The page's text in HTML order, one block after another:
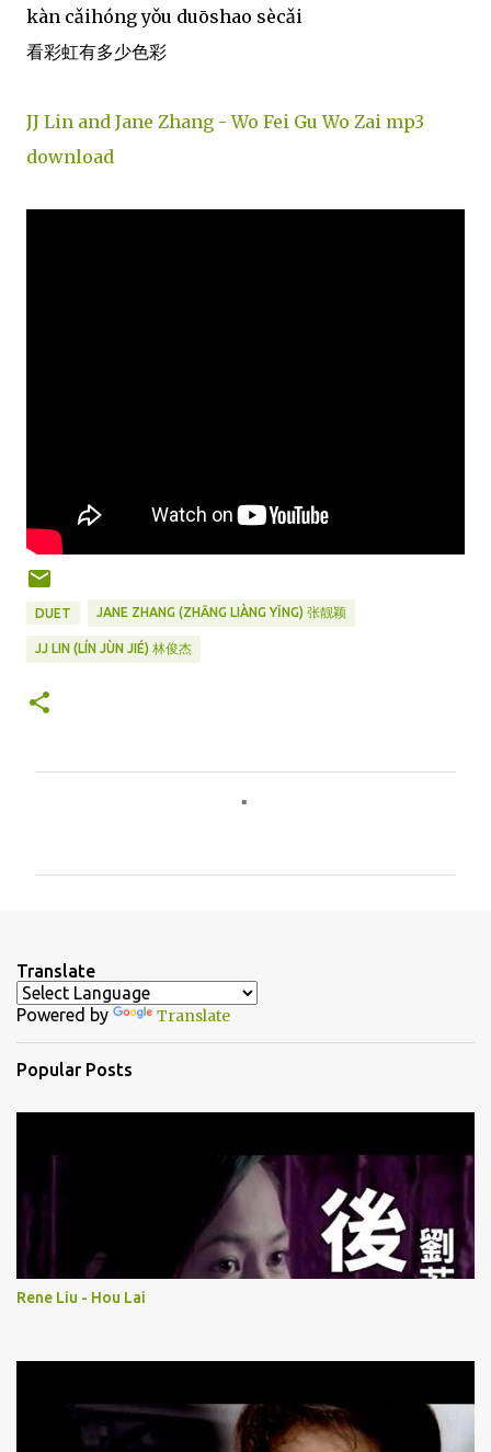
kàn cǎihóng yǒu duōshao sècǎi
看彩虹有多少色彩
JJ Lin and Jane Zhang - Wo Fei Gu Wo Zai mp3
download
DUET JANE ZHANG (ZHĀNG LIÀNG YǏNG) 张靓颖
JJ LIN (LÍN JÙN JIÉ) 林俊杰
t
s
Translate
Powered by Translate
Popular Posts
Rene Liu - Hou Lai